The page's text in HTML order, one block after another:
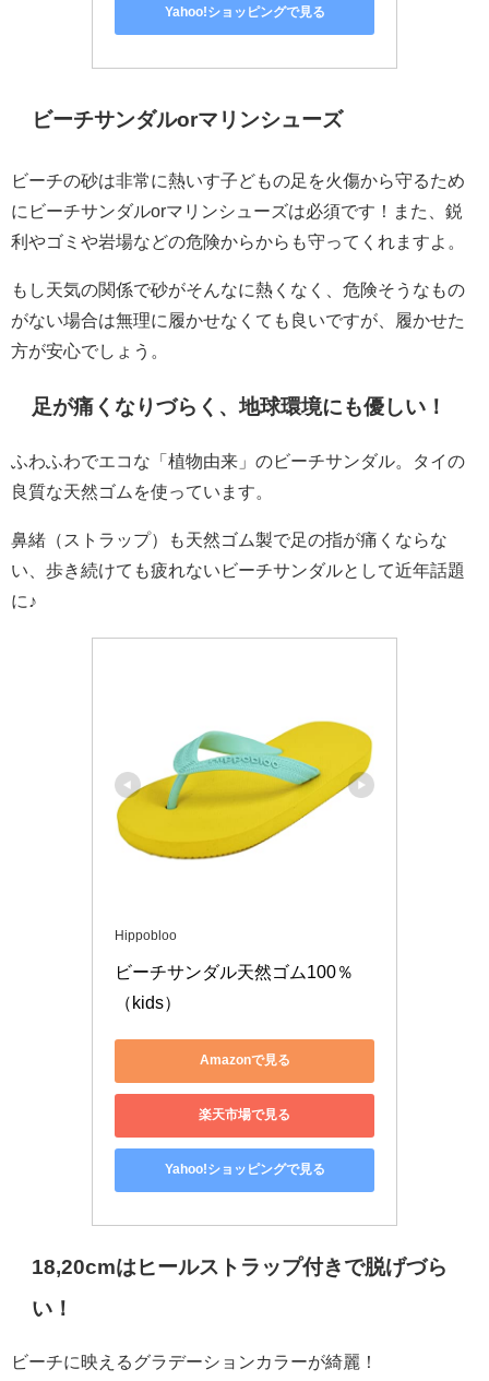
Yahoo!ショッピングで見る
ビーチサンダルorマリンシューズ
ビーチの砂は非常に熱いす子どもの足を火傷から守るため
にビーチサンダルorマリンシューズは必須です！また、鋭
利やゴミや岩場などの危険からからも守ってくれますよ。
もし天気の関係で砂がそんなに熱くなく、危険そうなもの
がない場合は無理に履かせなくても良いですが、履かせた
方が安心でしょう。
足が痛くなりづらく、地球環境にも優しい！
ふわふわでエコな「植物由来」のビーチサンダル。タイの
良質な天然ゴムを使っています。
鼻緒（ストラップ）も天然ゴム製で足の指が痛くならな
い、歩き続けても疲れないビーチサンダルとして近年話題
に♪
Hippobloo
ビーチサンダル天然ゴム100％
（kids）
Amazonで見る
楽天市場で見る
Yahoo!ショッピングで見る
18,20cmはヒールストラップ付きで脱げづら
い！
ビーチに映えるグラデーションカラーが綺麗！